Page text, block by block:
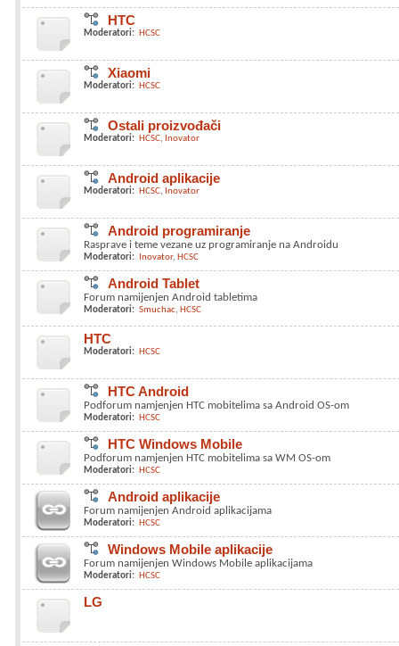
HTC
Moderatori: HCSC
Xiaomi
Moderatori: HCSC
Ostali proizvođači
Moderatori: HCSC Inovator
Android aplikacije
Moderatori: HCSC Inovator
Android programiranje
Rasprave i teme vezane uz programiranje na Androidu
Moderatori: Inovator HCSC
Android Tablet
Forum namijenjen Android tabletima
Moderatori: Smuchac HCSC
HTC
Moderatori: HCSC
HTC Android
Podforum namjenjen HTC mobitelima sa Android OS-om
Moderatori: HCSC
HTC Windows Mobile
Podforum namjenjen HTC mobitelima sa WM OS-om
Moderatori: HCSC
Android aplikacije
Forum namijenjen Android aplikacijama
Moderatori: HCSC
Windows Mobile aplikacije
Forum namijenjen Windows Mobile aplikacijama
Moderatori: HCSC
LG